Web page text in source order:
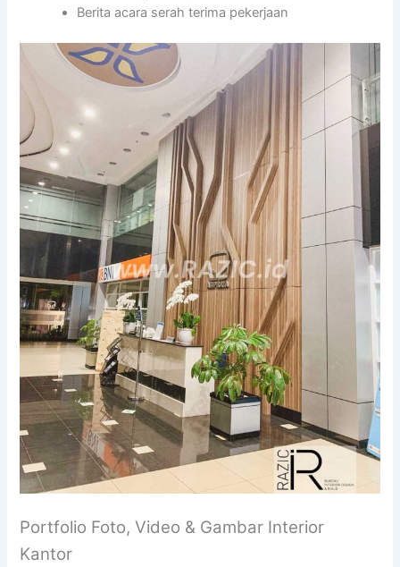
Berita acara serah terima pekerjaan
Portfolio Foto, Video & Gambar Interior
Kantor